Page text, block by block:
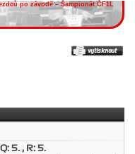
po závodě – Šampionát ČF1L
5. , R: 5.